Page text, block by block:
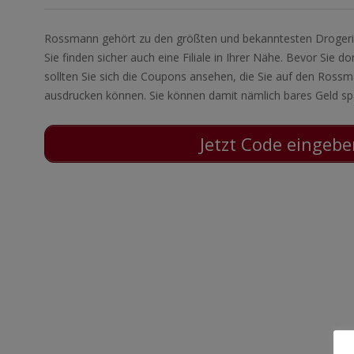
Rossmann gehört zu den größten und bekanntesten
Sie finden sicher auch eine Filiale in Ihrer Nähe. Bevor Sie
sollten Sie sich die Coupons ansehen, die Sie auf den
ausdrucken können. Sie können damit nämlich bares Geld
Jetzt Code